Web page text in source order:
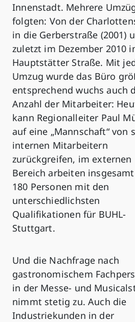
Innenstadt. Mehrere
folgten: Von der
in die Gerberstraße (2001)
zuletzt im Dezember 2010
Hauptstätter Straße. Mit
Umzug wurde das Büro
entsprechend wuchs auch
Anzahl der Mitarbeiter:
kann Regionalleiter Paul
auf eine „Mannschaft“ von
internen Mitarbeitern
zurückgreifen, im externen
Bereich arbeiten
180 Personen mit den
unterschiedlichsten
Qualifikationen für BUHL-
Stuttgart.
Und die Nachfrage nach
gastronomischem
in der Messe- und
nimmt stetig zu. Auch die
Industriekunden in der